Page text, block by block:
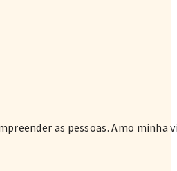
as pessoas. Amo minha